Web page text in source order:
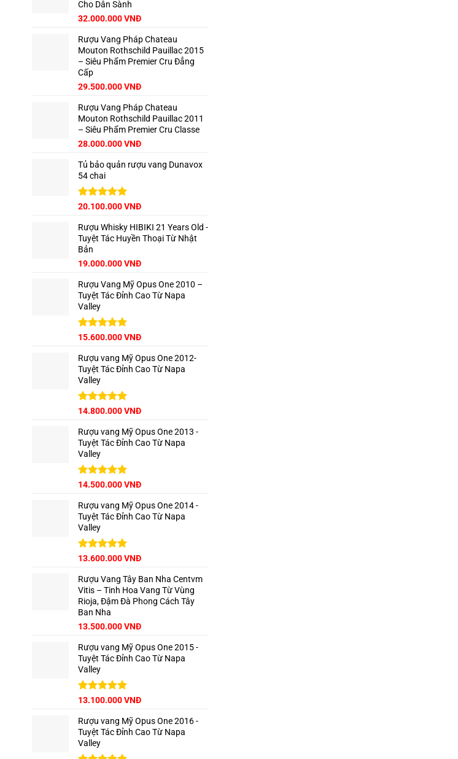
Cho Dân Sành
Giá
là:
35.000.000 VNĐ.
32.000.000VNĐGiá
tại
là:
32.000.000 VNĐ.
Rượu Vang Pháp Chateau
Mouton Rothschild Pauillac 2015
– Siêu Phẩm Premier Cru Đẳng
Cấp
29.500.000VNĐ
Rượu Vang Pháp Chateau
Mouton Rothschild Pauillac 2011
– Siêu Phẩm Premier Cru Classe
28.000.000VNĐ
Tủ bảo quản rượu vang Dunavox
54 chai
Được xếp
5 sao
Giá
là:
22.500.000 VNĐ.
20.100.000VNĐGiá
tại
là:
Rượu Whisky HIBIKI 21 Years Old -
Tuyệt Tác Huyền Thoại Từ Nhật
Bản
Giá
là:
22.000.000 VNĐ.
19.000.000VNĐGiá
tại
là:
Rượu Vang Mỹ Opus One 2010 –
Tuyệt Tác Đỉnh Cao Từ Napa
Valley
Được xếp
5 sao
15.600.000VNĐ
Rượu vang Mỹ Opus One 2012-
Tuyệt Tác Đỉnh Cao Từ Napa
Valley
Được xếp
5 sao
14.800.000VNĐ
Rượu vang Mỹ Opus One 2013 -
Tuyệt Tác Đỉnh Cao Từ Napa
Valley
Được xếp
5 sao
14.500.000VNĐ
Rượu vang Mỹ Opus One 2014 -
Tuyệt Tác Đỉnh Cao Từ Napa
Valley
Được xếp
5 sao
13.600.000VNĐ
Rượu Vang Tây Ban Nha Centvm
Vitis – Tinh Hoa Vang Từ Vùng
Rioja, Đậm Đà Phong Cách Tây
Ban Nha
Giá
là:
15.000.000 VNĐ.
13.500.000VNĐGiá
tại
là:
Rượu vang Mỹ Opus One 2015 -
Tuyệt Tác Đỉnh Cao Từ Napa
Valley
Được xếp
5 sao
13.100.000VNĐ
Rượu vang Mỹ Opus One 2016 -
Tuyệt Tác Đỉnh Cao Từ Napa
Valley